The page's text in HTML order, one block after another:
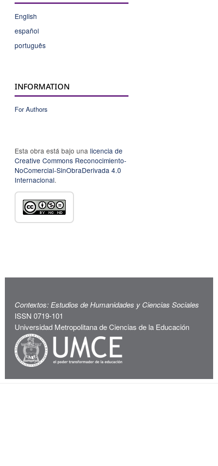
English
español
português
INFORMATION
For Authors
Esta obra está bajo una licencia de
Creative Commons Reconocimiento-
NoComercial-SinObraDerivada 4.0
Internacional.
Contextos: Estudios de Humanidades y Ciencias Sociales
ISSN 0719-101
Universidad Metropolitana de Ciencias de la Educación